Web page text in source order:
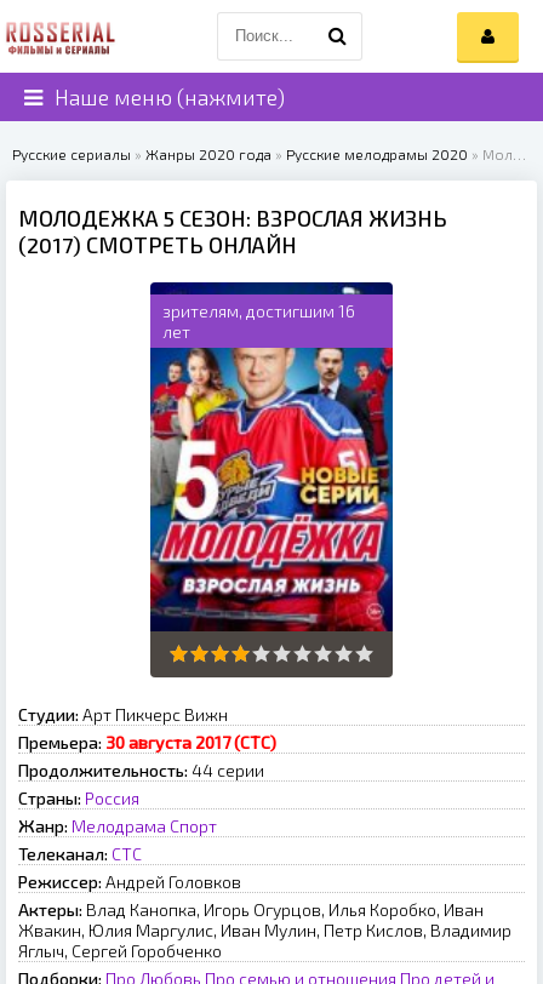
Наше меню (нажмите)
Русские сериалы » Жанры 2020 года » Русские мелодрамы 2020 » Молодежка 5 сезон: Взрослая Жизнь (2017)
МОЛОДЕЖКА 5 СЕЗОН: ВЗРОСЛАЯ ЖИЗНЬ
(2017) СМОТРЕТЬ ОНЛАЙН
зрителям, достигшим 16
лет
Студии: Арт Пикчерс Вижн
Премьера: 30 августа 2017 (СТС)
Продолжительность: 44 серии
Страны: Россия
Жанр: Мелодрама Спорт
Телеканал: СТС
Режиссер: Андрей Головков
Актеры: Влад Канопка, Игорь Огурцов, Илья Коробко, Иван
Жвакин, Юлия Маргулис, Иван Мулин, Петр Кислов, Владимир
Яглыч, Сергей Горобченко
Подборки: Про Любовь Про семью и отношения Про детей и